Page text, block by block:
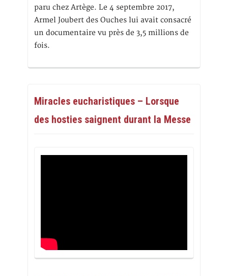
paru chez Artège. Le 4 septembre 2017,
Armel Joubert des Ouches lui avait consacré
un documentaire vu près de 3,5 millions de
fois.
Miracles eucharistiques – Lorsque
des hosties saignent durant la Messe